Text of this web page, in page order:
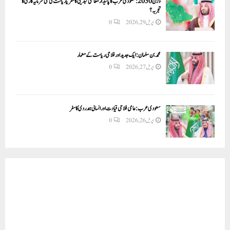
تجربہ؟
اپریل 29, 2026 0
محمد بن سلمان: ایک جدید اور فلاحی ریاست کے معمار
اپریل 27, 2026 0
سعودی عرب: عالمی فلاحی قیادت اور انسانی ہمدردی کا سفر
اپریل 26, 2026 0